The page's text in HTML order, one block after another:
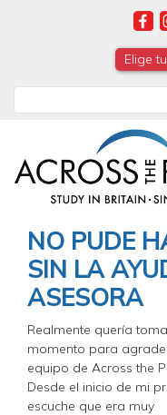
Elige
NO PUDE
SIN LA
ASESORA
Realmente quería
momento para
equipo de Across the
Desde el inicio de mi
escuche que era muy